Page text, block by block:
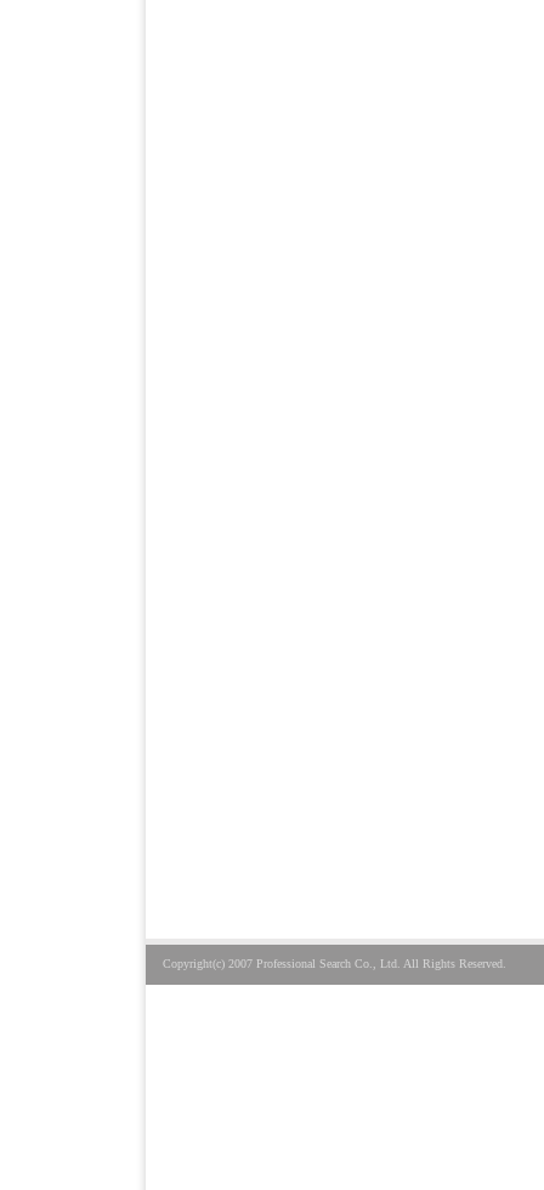
Copyright(c) 2007 Professional Search Co., Ltd. All Rights Reserved.